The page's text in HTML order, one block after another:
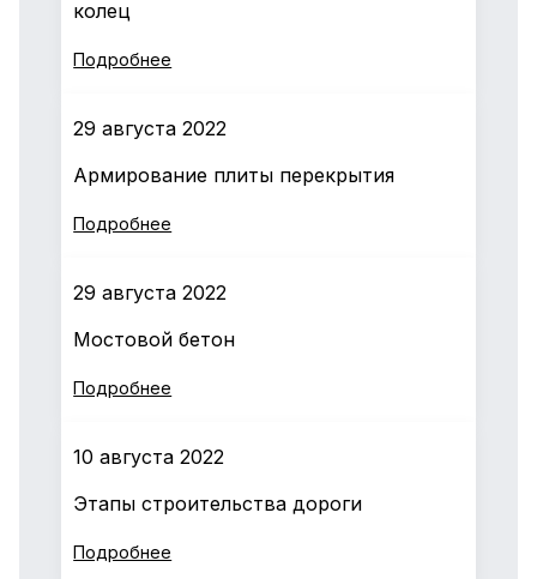
колец
Подробнее
29 августа 2022
Армирование плиты перекрытия
Подробнее
29 августа 2022
Мостовой бетон
Подробнее
10 августа 2022
Этапы строительства дороги
Подробнее